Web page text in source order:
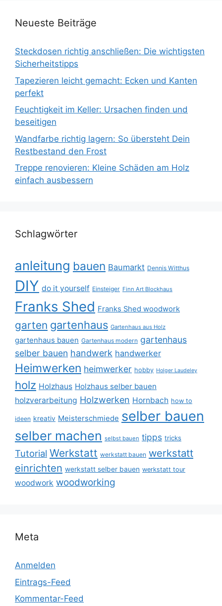
Neueste Beiträge
Steckdosen richtig anschließen: Die wichtigsten
Sicherheitstipps
Tapezieren leicht gemacht: Ecken und Kanten
perfekt
Feuchtigkeit im Keller: Ursachen finden und
beseitigen
Wandfarbe richtig lagern: So übersteht Dein
Restbestand den Frost
Treppe renovieren: Kleine Schäden am Holz
einfach ausbessern
Schlagwörter
anleitung bauen Baumarkt Dennis Witthus
DIY do it yourself Einsteiger Finn Art Blockhaus
Franks Shed Franks Shed woodwork
garten gartenhaus Gartenhaus aus Holz
gartenhaus bauen Gartenhaus modern gartenhaus
selber bauen handwerk handwerker
Heimwerken heimwerker hobby Holger Laudeley
holz Holzhaus Holzhaus selber bauen
holzverarbeitung Holzwerken Hornbach how to
ideen kreativ Meisterschmiede selber bauen
selber machen selbst bauen tipps tricks
Tutorial Werkstatt werkstatt bauen werkstatt
einrichten werkstatt selber bauen werkstatt tour
woodwork woodworking
Meta
Anmelden
Eintrags-Feed
Kommentar-Feed